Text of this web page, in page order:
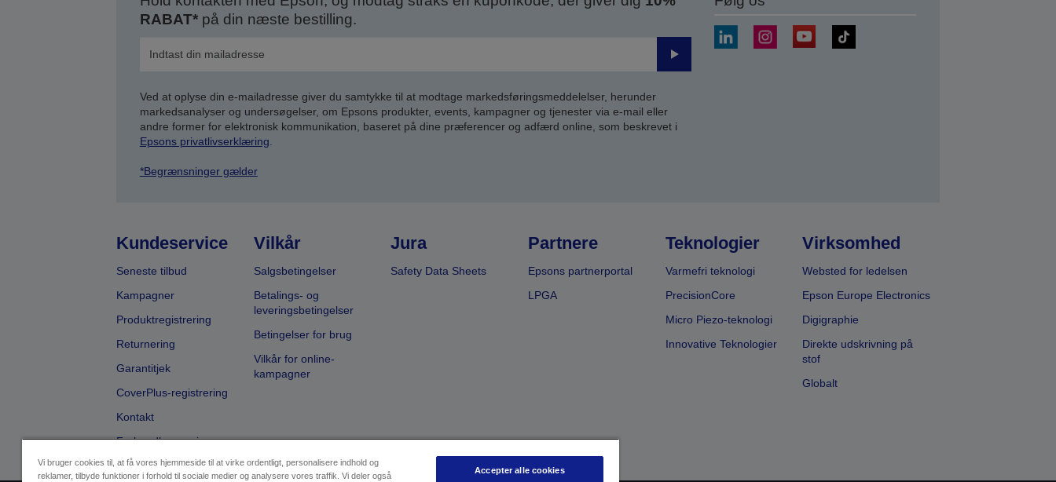
RABAT*på din næste bestilling.
Send
Ved at oplyse din e-mailadresse giver du samtykke til at modtage markedsføringsmeddelelser, herunder
markedsanalyser og undersøgelser, om Epsons produkter, events, kampagner og tjenester via e-mail eller
andre former for elektronisk kommunikation, baseret på dine præferencer og adfærd online, som beskrevet i
Epsons privatlivserklæring
*Begrænsninger gælder
Kundeservice
Seneste tilbud
Kampagner
Produktregistrering
Returnering
Garantitjek
CoverPlus-registrering
Kontakt
Forhandlersøgning
Vilkår
Salgsbetingelser
Betalings- og
leveringsbetingelser
Betingelser for brug
Vilkår for online-
kampagner
Jura
Safety Data Sheets
Partnere
Epsons partnerportal
LPGA
Teknologier
Varmefri teknologi
PrecisionCore
Micro Piezo-teknologi
Innovative Teknologier
Virksomhed
Websted for ledelsen
Epson Europe Electronics
Digigraphie
Direkte udskrivning på
stof
Globalt
Vi bruger cookies til, at få vores hjemmeside til at virke ordentligt, personalisere indhold og
reklamer, tilbyde funktioner i forhold til sociale medier og analysere vores traffik. Vi deler også
Accepter alle cookies